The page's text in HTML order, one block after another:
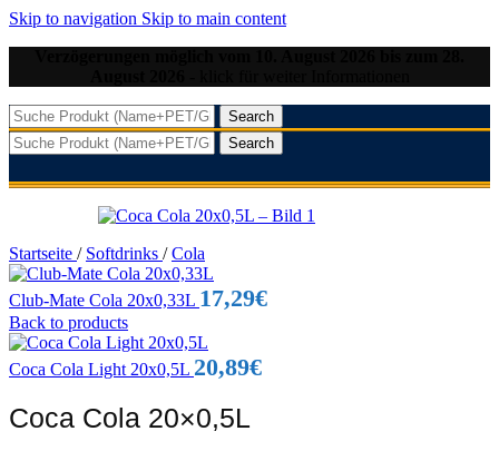
Skip to navigation Skip to main content
Search
Search
Startseite / Softdrinks / Cola
Club-Mate Cola 20x0,33L 17,29€
Back to products
Coca Cola Light 20x0,5L 20,89€
Coca Cola 20×0,5L